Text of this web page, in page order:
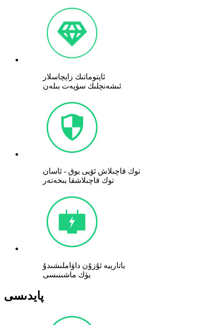
ئاپتوماتىك زاپچاسلار
ئىشەنچلىك سۈپەت بىلەن
توك قاچىلاش ئۆيى يوق - ئاسان
توك قاچىلاشقا بىخەتەر
باتارېيە ئۇزۇن داۋاملىشىدۇ
يۈك ماشىنىسى
پايدىسى